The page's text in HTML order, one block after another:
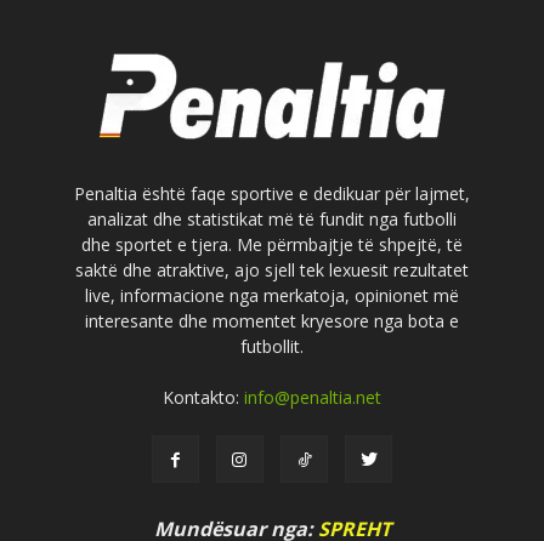
Penaltia është faqe sportive e dedikuar për lajmet,
analizat dhe statistikat më të fundit nga futbolli
dhe sportet e tjera. Me përmbajtje të shpejtë, të
saktë dhe atraktive, ajo sjell tek lexuesit rezultatet
live, informacione nga merkatoja, opinionet më
interesante dhe momentet kryesore nga bota e
futbollit.
Kontakto: info@penaltia.net
Mundësuar nga:SPREHT